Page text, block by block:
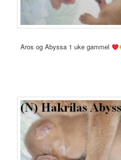
Aros og Abyssa 1 uke gammel